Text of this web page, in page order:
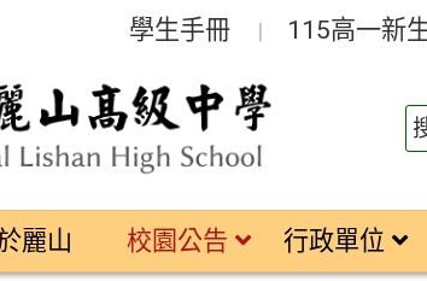
學生手冊 115高一新
麗山 校園公告 行政單位